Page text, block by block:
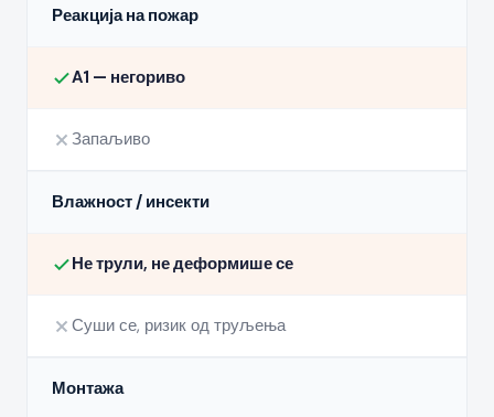
Реакција на пожар
A1 — негориво
Запаљиво
Влажност / инсекти
Не трули, не деформише се
Суши се, ризик од труљења
Монтажа